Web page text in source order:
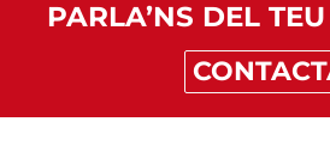
PARLA’NS DEL